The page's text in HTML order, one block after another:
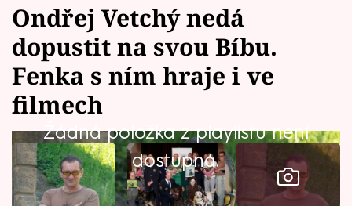
Témata
Celebrity
Vztahy
Seriály
Ondřej Vetchý nedá
dopustit na svou Bíbu.
Fenka s ním hraje i ve
filmech
Žádná položka z playlistu není
dostupná.